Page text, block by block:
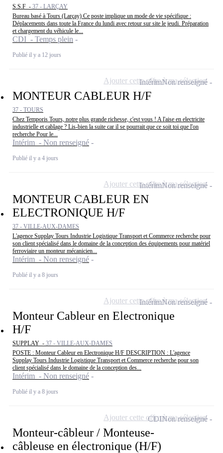
S.S.F - 37 - LARÇAY
Bureau basé à Tours (Larçay) Ce poste implique un mode de vie spécifique :
Déplacements dans toute la France du lundi avec retour sur site le jeudi. Préparation
et chargement du véhicule le...
CDI - Temps plein
Publié il y a 12 jours
MONTEUR CABLEUR H/F
37 - TOURS
Chez Temporis Tours, notre plus grande richesse, c'est vous ! A l'aise en electricite
industrielle et cablage ? Lis-bien la suite car il se pourrait que ce soit toi que l'on
recherche Pour le...
Intérim - Non renseigné
Publié il y a 4 jours
IntérimNon renseigné
Ajouter cette offre à ma sélection
MONTEUR CABLEUR EN
ELECTRONIQUE H/F
37 - VILLE-AUX-DAMES
L'agence Supplay Tours Industrie Logistique Transport et Commerce recherche pour
son client spécialisé dans le domaine de la conception des équipements pour matériel
ferroviaire un monteur mécanicien...
Intérim - Non renseigné
Publié il y a 8 jours
IntérimNon renseigné
Ajouter cette offre à ma sélection
Monteur Cableur en Electronique
H/F
SUPPLAY - 37 - VILLE-AUX-DAMES
POSTE : Monteur Cableur en Electronique H/F DESCRIPTION : L'agence
Supplay Tours Industrie Logistique Transport et Commerce recherche pour son
client spécialisé dans le domaine de la conception des...
Intérim - Non renseigné
Publié il y a 8 jours
IntérimNon renseigné
Ajouter cette offre à ma sélection
Monteur-câbleur / Monteuse-
câbleuse en électronique (H/F)
CDINon renseigné
Ajouter cette offre à ma sélection